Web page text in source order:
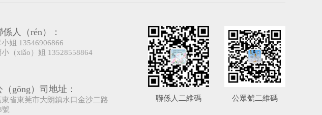
係人（rén）：
姐 13546906866
小（xiǎo）姐 13528558864
（gōng）司地址：
東省東莞市大朗鎮水口金沙二路
號
聯係人二維碼 公眾號二維碼